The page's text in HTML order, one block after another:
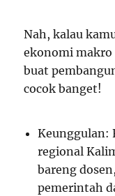
Nah, kalau
ekonomi
buat
cocok banget!
Keunggulan:
regional
bareng
pemerintah